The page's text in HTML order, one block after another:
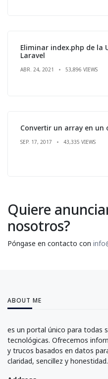
Eliminar index.php de la
Laravel
ABR. 24, 2021 53,896 VIEWS
Convertir un array en un
SEP. 17, 2017 43,335 VIEWS
Quiere
nosotros?
Póngase en contacto con
ABOUT ME
es un portal único para todas
tecnológicas. Ofrecemos
y trucos basados en datos
claridad, sencillez y honestidad.